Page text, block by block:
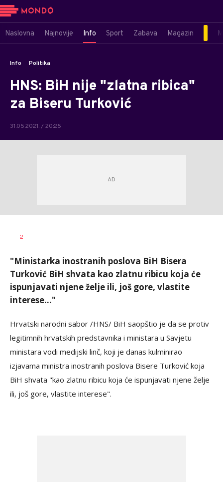
Naslovna Najnovije Info Sport Zabava Magazin
Info Politika
HNS: BiH nije "zlatna ribica"
za Biseru Turković
31.05.2021. / 20:25
AUTOR
2
"Ministarka inostranih poslova BiH Bisera
Turković BiH shvata kao zlatnu ribicu koja će
ispunjavati njene želje ili, još gore, vlastite
interese..."
Hrvatski narodni sabor /HNS/ BiH saopštio je da se protiv
legitimnih hrvatskih predstavnika i ministara u Savjetu
ministara vodi medijski linč, koji je danas kulminirao
izjavama ministra inostranih poslova Bisere Turković koja
BiH shvata "kao zlatnu ribicu koja će ispunjavati njene želje
ili, još gore, vlastite interese".